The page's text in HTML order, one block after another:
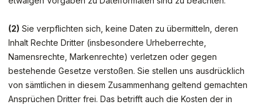
(2) Sie verpflichten sich, keine Daten zu übermitteln, deren
Inhalt Rechte Dritter (insbesondere Urheberrechte,
Namensrechte, Markenrechte) verletzen oder gegen
bestehende Gesetze verstoßen. Sie stellen uns ausdrücklich
von sämtlichen in diesem Zusammenhang geltend gemachten
Ansprüchen Dritter frei. Das betrifft auch die Kosten der in